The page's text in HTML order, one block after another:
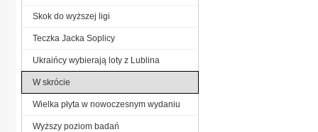
Skok do wyższej ligi
Teczka Jacka Soplicy
Ukraińcy wybierają loty z Lublina
W skrócie
Wielka płyta w nowoczesnym wydaniu
Wyższy poziom badań